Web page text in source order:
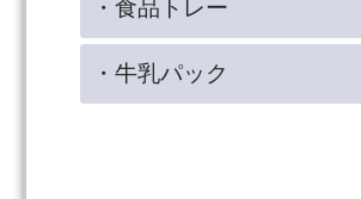
・食品トレー
・牛乳パック